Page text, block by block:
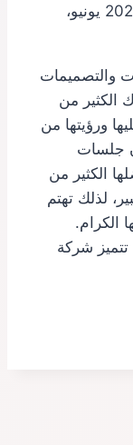
26 يونيو،
والتصميمات
الكثير من
ورؤيتها من
جلسات
الكثير من
لذلك تهتم
الكرام.
شركة